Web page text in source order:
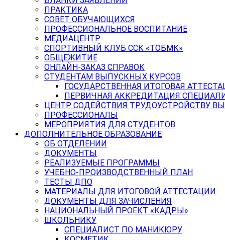
ПРАКТИКА
СОВЕТ ОБУЧАЮЩИХСЯ
ПРОФЕССИОНАЛЬНОЕ ВОСПИТАНИЕ
МЕДИАЦЕНТР
СПОРТИВНЫЙ КЛУБ ССК «ТОБМК»
ОБЩЕЖИТИЕ
ОНЛАЙН-ЗАКАЗ СПРАВОК
СТУДЕНТАМ ВЫПУСКНЫХ КУРСОВ
ГОСУДАРСТВЕННАЯ ИТОГОВАЯ
ПЕРВИЧНАЯ АККРЕДИТАЦИЯ
ЦЕНТР СОДЕЙСТВИЯ ТРУДОУСТРОЙСТВУ
ПРОФЕССИОНАЛЫ
МЕРОПРИЯТИЯ ДЛЯ СТУДЕНТОВ
ДОПОЛНИТЕЛЬНОЕ ОБРАЗОВАНИЕ
ОБ ОТДЕЛЕНИИ
ДОКУМЕНТЫ
РЕАЛИЗУЕМЫЕ ПРОГРАММЫ
УЧЕБНО-ПРОИЗВОДСТВЕННЫЙ ПЛАН
ТЕСТЫ ДПО
МАТЕРИАЛЫ ДЛЯ ИТОГОВОЙ АТТЕСТАЦИИ
ДОКУМЕНТЫ ДЛЯ ЗАЧИСЛЕНИЯ
НАЦИОНАЛЬНЫЙ ПРОЕКТ «КАДРЫ»
ШКОЛЬНИКУ
СПЕЦИАЛИСТ ПО МАНИКЮРУ